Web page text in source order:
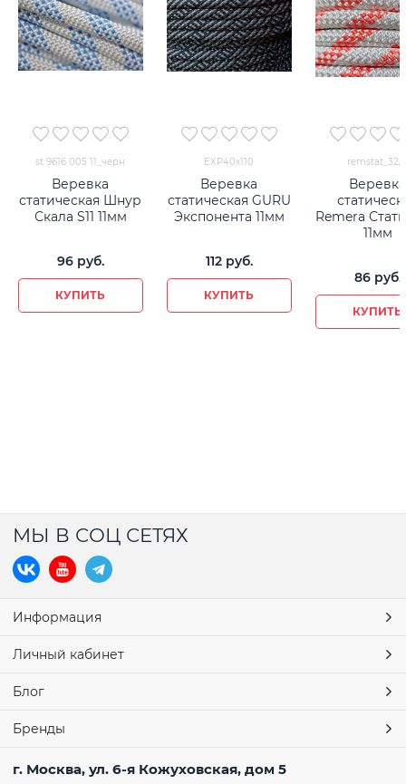
st 9616 005 11_черн
Веревка
статическая Шнур
Скала S11 11мм
96 руб.
КУПИТЬ
EXP40х110
Веревка
статическая GURU
Экспонента 11мм
112 руб.
КУПИТЬ
remstat_32/
Веревка
Remera
11мм
86 руб.
КУПИТЬ
МЫ В СОЦ СЕТЯХ
Информация
Личный кабинет
Блог
Бренды
г. Москва, ул. 6-я Кожуховская, дом 5